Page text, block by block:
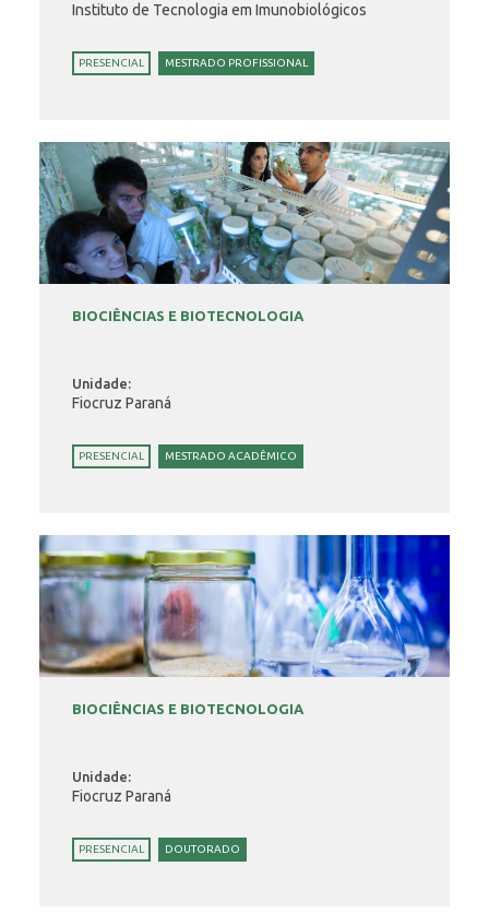
Instituto de Tecnologia em Imunobiológicos
PRESENCIAL MESTRADO PROFISSIONAL
BIOCIÊNCIAS E BIOTECNOLOGIA
Unidade:
Fiocruz Paraná
PRESENCIAL MESTRADO ACADÊMICO
BIOCIÊNCIAS E BIOTECNOLOGIA
Unidade:
Fiocruz Paraná
PRESENCIAL DOUTORADO